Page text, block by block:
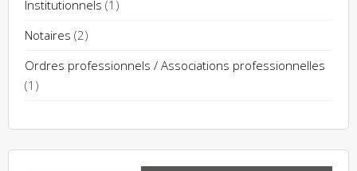
Institutionnels 1 1
Notaires 22
Ordres professionnels / Associations professionnelles
1 1